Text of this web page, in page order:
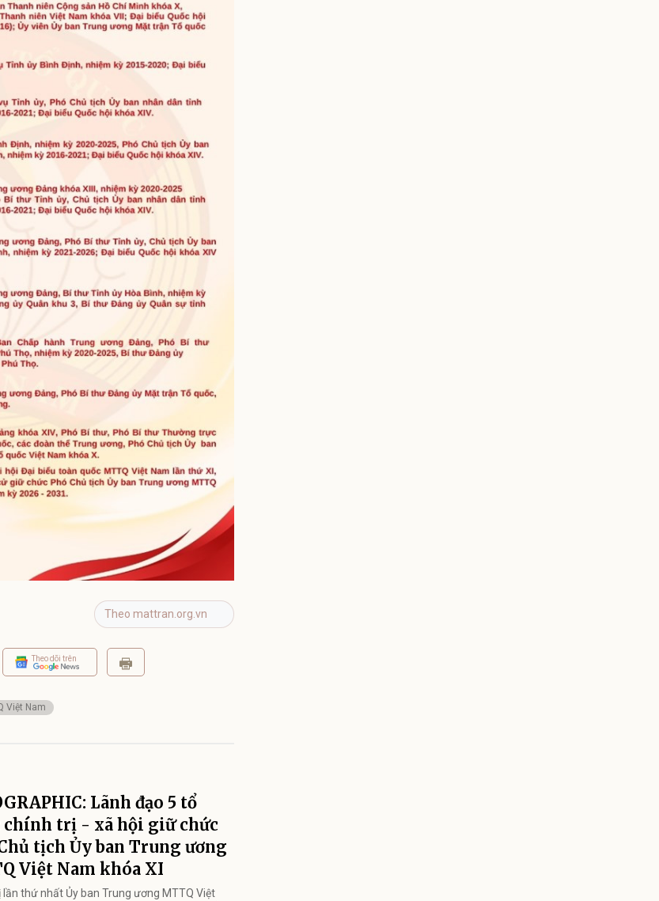
Theo mattran.org.vn
Theo dõi trên
Việt Nam
Lãnh đạo 5 tổ
chính trị - xã hội giữ chức
tịch Ủy ban Trung ương
Việt Nam khóa XI
lần thứ nhất Ủy ban Trung ương MTTQ Việt